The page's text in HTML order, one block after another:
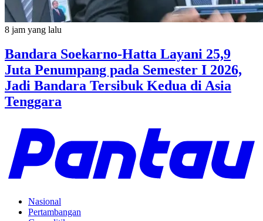
8 jam yang lalu
Bandara Soekarno-Hatta Layani 25,9
Juta Penumpang pada Semester I 2026,
Jadi Bandara Tersibuk Kedua di Asia
Tenggara
Nasional
Pertambangan